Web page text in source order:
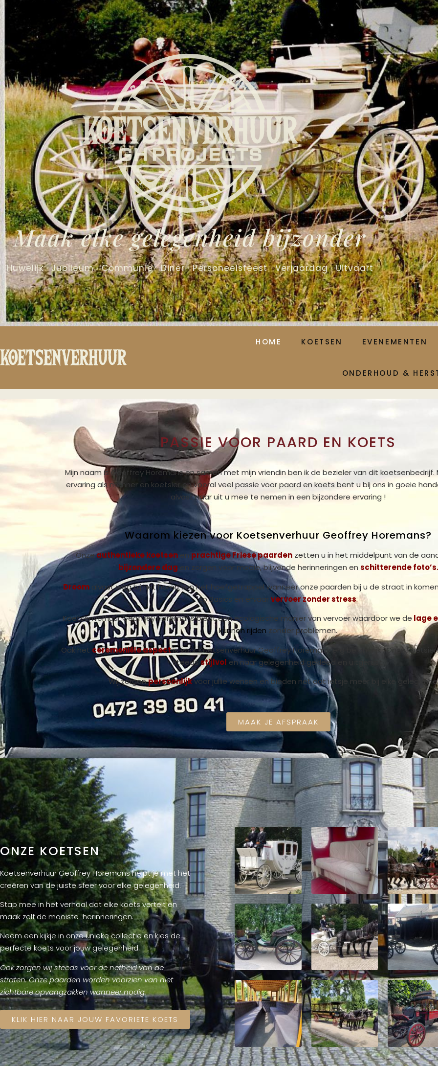
Maak elke gelegenheid bijzonder
Huwelijk · Jubileum · Communie · Diner · Personeelsfeest · Verjaardag · Uitvaart
HOME KOETSEN EVENEMENTEN
ONDERHOUD &
PASSIE VOOR PAARD EN KOETS
Mijn naam is Geoffrey Horemans en samen met mijn vriendin ben ik de bezieler van dit koetsenbedrijf.
ervaring als menner en koetsier en vooral veel passie voor paard en koets bent u bij ons in goeie
alvast naar uit u mee te nemen in een bijzondere ervaring !
Waarom kiezen voor Koetsenverhuur Geoffrey Horemans?
Onzeauthentieke koetsenen prachtige Friese paardenzetten u in het middelpunt van de
bijzondere dag en zorgen voor mooie, blijvende herinneringen en schitterende foto’s.
Droom alvast weg bij het horen van het hoefgetrappel wanneer onze paarden bij u de straat in komen
to Basics en ervaar vervoer zonder stress.
Koetsenverhuur Geoffrey Horemans biedt een ecologische manier van vervoer waardoor we de lage
kunnen rijden zonder problemen.
Ook het ceremoniële aspectis voor Koetsenverhuur Geoffrey Horemans erg belangrijk ; Onze
steedsstijlvol en naar gelegenheid gekleed en uitgerust.
Wij zorgenpersoonlijkvoor jullie wensen en bieden net dat ietsje meer bij elke
MAAK JE AFSPRAAK
ONZE KOETSEN
Koetsenverhuur Geoffrey Horemans helpt je met het
creëren van de juiste sfeer voor elke gelegenheid.
Stap mee in het verhaal dat elke koets vertelt en
maak zelf de mooiste herinneringen.
Neem een kijkje in onze unieke collectie en kies de
perfecte koets voor jouw gelegenheid.
Ook zorgen wij steeds voor de netheid van de
straten. Onze paarden worden voorzien van niet
zichtbare opvangzakken wanneer nodig.
KLIK HIER NAAR JOUW FAVORIETE KOETS